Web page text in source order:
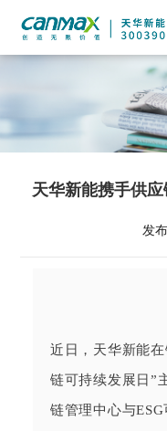
天华新能携手供
发
近日，天华新能
链可持续发展日”
链管理中心与